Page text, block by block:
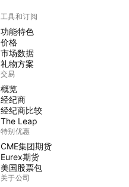
工具和订阅
功能特色
价格
市场数据
礼物方案
交易
概览
经纪商
经纪商比较
The Leap
特别优惠
CME集团期货
Eurex期货
美国股票包
关于公司